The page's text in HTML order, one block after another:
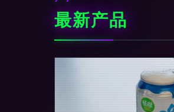
最新产品